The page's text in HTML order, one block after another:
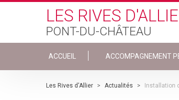
Skip to main content
LES RIVES
PONT-DU-CHÂTEAU
ACCUEIL ACCOMPAGNEMENT
Les Rives d'Allier > Actualités > Installation